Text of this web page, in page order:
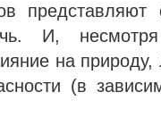
представляют
И,
на
(в